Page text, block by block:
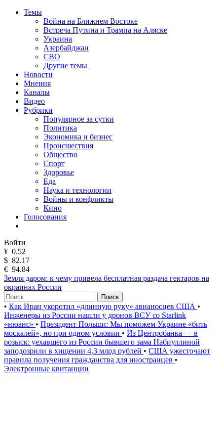
Темы
Война на Ближнем Востоке
Встреча Путина и Трампа на Аляске
Украина
Азербайджан
СВО
Другие темы
Новости
Мнения
Каналы
Видео
Рубрики
Популярное за сутки
Политика
Экономика и бизнес
Происшествия
Общество
Спорт
Здоровье
Еда
Наука и технологии
Войны и конфликты
Кино
Голосования
Войти
¥ 0.52
$ 82.17
€ 94.84
Земля даром: к чему привела бесплатная раздача гектаров на
окраинах России
Поиск
• Как Иран укоротил «длинную руку» авианосцев США •
Инженеры из России нашли у дронов ВСУ со Starlink
«нюанс» • Президент Польши: Мы поможем Украине «бить
москалей», но при одном условии • Из Центробанка — в
розыск: уехавшего из России бывшего зама Набиуллиной
заподозрили в хищении 4,3 млрд рублей • США ужесточают
правила получения гражданства для иностранцев •
Электронные квитанции